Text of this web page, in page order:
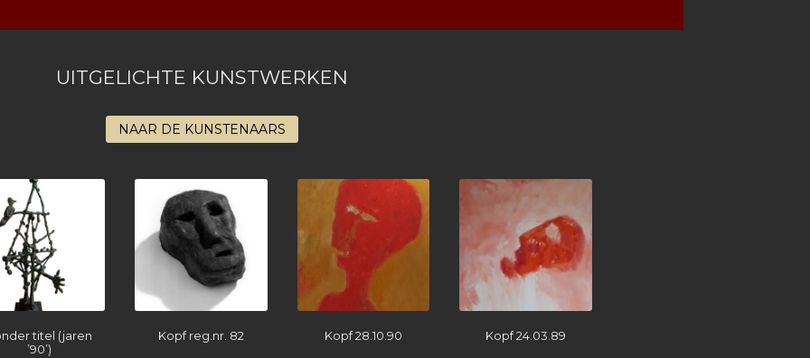
UITGELICHTE KUNSTWERKEN
NAAR DE KUNSTENAARS
titel (jaren
’90’)
Kopf reg.nr. 82 Kopf 28.10.90 Kopf 24.03.89